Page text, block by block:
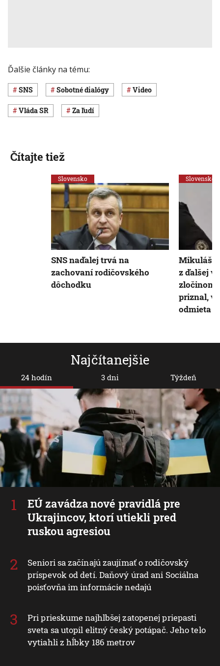
Ďalšie články na tému:
SNS Sobotné dialógy Video
vláda SR Za ľudí
Najčítanejšie
24 hodín
EÚ zavádza nové pravidlá pre
Ukrajincov, ktorí utiekli pred
ruskou agresiou
Seniori sa začínajú zaujímať o rodičovský
príspevok od detí. Daňový úrad ani Sociálna
poisťovňa im informácie nedajú
Pri prieskume najhlbšej zatopenej priepasti
sveta sa utopil elitný český potápač. Jeho telo
vytiahli z hĺbky 186 metrov
3 dni Týždeň
Čítajte tiež
Slovensko
SNS naďalej trvá na
zachovaní rodičovského
dôchodku
Slovensko
Mikuláš
z ďalšej
zločinom
priznal,
odmieta